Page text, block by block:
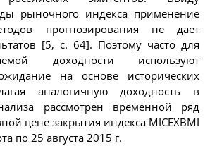
рыночного индекса применение
прогнозирования не дает
[5, с. 64]. Поэтому часто для
доходности используют
на основе исторических
аналогичную доходность в
рассмотрен временной ряд
цене закрытия индекса MICEXBMI
по 25 августа 2015 г.